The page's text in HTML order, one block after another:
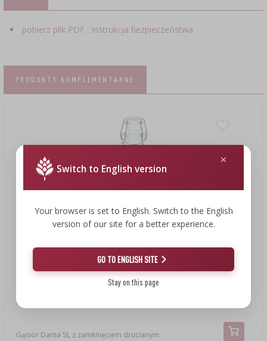
pobierz plik PDF : Instrukcja bezpieczeństwa
PRODUKTY KOMPLEMENTARNE
Gąsior Dama 5L z zamknięciem drucianym
26,19 zł
Switch to English version
Your browser is set to English. Switch to the English
version of our site for a better experience.
GO TO ENGLISH SITE
Stay on this page